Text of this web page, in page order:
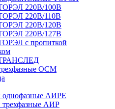
220В/100В
220В/110В
220В/120В
220В/127В
с пропиткой
ТРАНСЛЕД
ОСМ
однофазные АИРЕ
трехфазные АИР